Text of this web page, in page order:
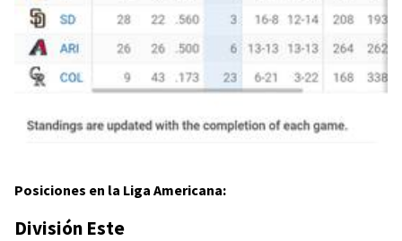
Posiciones en la Liga Americana:
División Este